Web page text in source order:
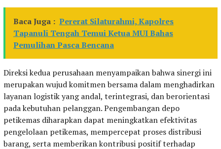
Baca Juga : Pererat Silaturahmi, Kapolres
Tapanuli Tengah Temui Ketua MUI Bahas
Pemulihan Pasca Bencana
Direksi kedua perusahaan menyampaikan bahwa sinergi ini
merupakan wujud komitmen bersama dalam menghadirkan
layanan logistik yang andal, terintegrasi, dan berorientasi
pada kebutuhan pelanggan. Pengembangan depo
petikemas diharapkan dapat meningkatkan efektivitas
pengelolaan petikemas, mempercepat proses distribusi
barang, serta memberikan kontribusi positif terhadap